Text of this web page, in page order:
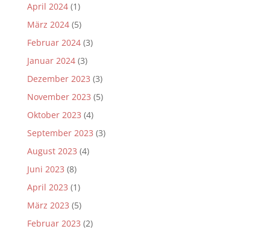
April 2024(1)
März 2024(5)
Februar 2024(3)
Januar 2024(3)
Dezember 2023 (3)
November 2023 (5)
Oktober 2023 (4)
September 2023 (3)
August 2023 (4)
Juni 2023 (8)
April 2023 (1)
März 2023 (5)
Februar 2023 (2)